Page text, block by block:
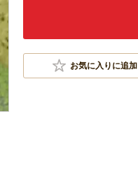
お気に入りに追加